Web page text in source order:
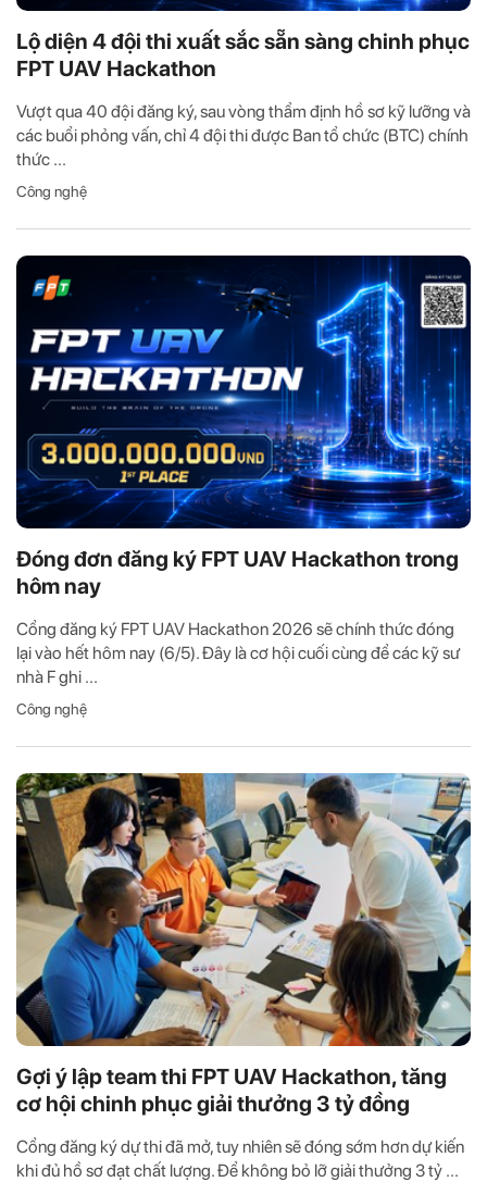
Lộ diện 4 đội thi xuất sắc sẵn sàng chinh phục
FPT UAV Hackathon
Vượt qua 40 đội đăng ký, sau vòng thẩm định hồ sơ kỹ lưỡng và
các buổi phỏng vấn, chỉ 4 đội thi được Ban tổ chức (BTC) chính
thức ...
Công nghệ
Đóng đơn đăng ký FPT UAV Hackathon trong
hôm nay
Cổng đăng ký FPT UAV Hackathon 2026 sẽ chính thức đóng
lại vào hết hôm nay (6/5). Đây là cơ hội cuối cùng để các kỹ sư
nhà F ghi ...
Công nghệ
Gợi ý lập team thi FPT UAV Hackathon, tăng
cơ hội chinh phục giải thưởng 3 tỷ đồng
Cổng đăng ký dự thi đã mở, tuy nhiên sẽ đóng sớm hơn dự kiến
khi đủ hồ sơ đạt chất lượng. Để không bỏ lỡ giải thưởng 3 tỷ ...